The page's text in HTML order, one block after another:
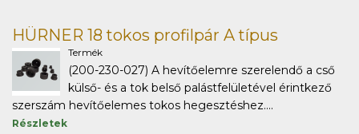
HÜRNER 18 tokos profilpár A típus
Termék
(200-230-027) A hevítőelemre szerelendő a cső
külső- és a tok belső palástfelületével érintkező
szerszám hevítőelemes tokos hegesztéshez....
Részletek